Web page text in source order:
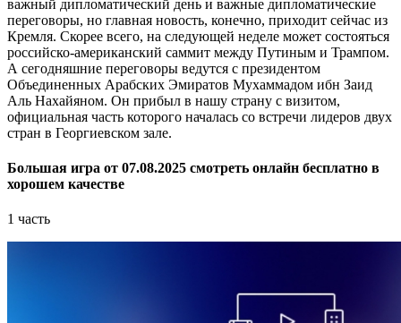
важный дипломатический день и важные дипломатические
переговоры, но главная новость, конечно, приходит сейчас из
Кремля. Скорее всего, на следующей неделе может состояться
российско-американский саммит между Путиным и Трампом.
А сегодняшние переговоры ведутся с президентом
Объединенных Арабских Эмиратов Мухаммадом ибн Заид
Аль Нахайяном. Он прибыл в нашу страну с визитом,
официальная часть которого началась со встречи лидеров двух
стран в Георгиевском зале.
Большая игра от 07.08.2025 смотреть онлайн бесплатно в
хорошем качестве
1 часть